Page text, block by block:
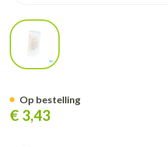
View larger image
€ 3,43
Op bestelling